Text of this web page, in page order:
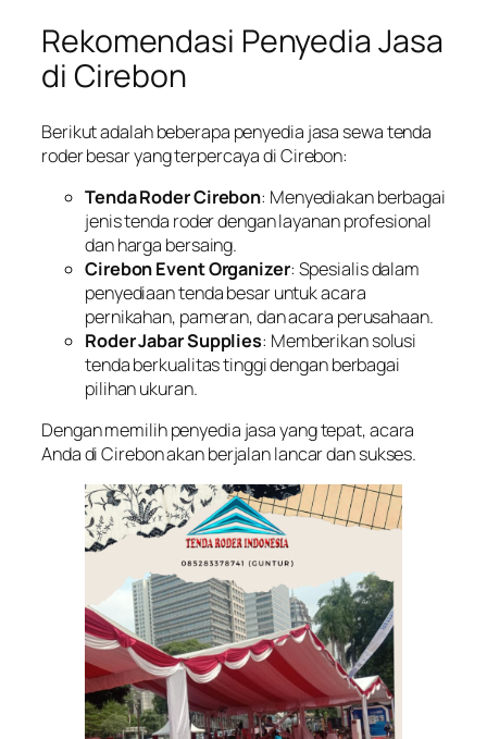
Rekomendasi Penyedia Jasa
di Cirebon
Berikut adalah beberapa penyedia jasa sewa tenda
roder besar yang terpercaya di Cirebon:
Tenda Roder Cirebon: Menyediakan berbagai
jenis tenda roder dengan layanan profesional
dan harga bersaing.
Cirebon Event Organizer: Spesialis dalam
penyediaan tenda besar untuk acara
pernikahan, pameran, dan acara perusahaan.
Roder Jabar Supplies: Memberikan solusi
tenda berkualitas tinggi dengan berbagai
pilihan ukuran.
Dengan memilih penyedia jasa yang tepat, acara
Anda di Cirebon akan berjalan lancar dan sukses.